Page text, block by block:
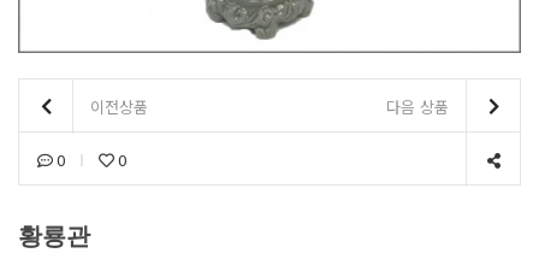
이전상품 다음 상품
0 0
황룡관